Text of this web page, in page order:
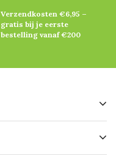
Verzendkosten €6,95 –
gratis bij je eerste
bestelling vanaf €200